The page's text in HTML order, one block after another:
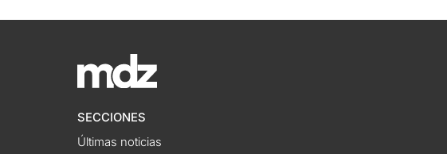
SECCIONES
Últimas noticias